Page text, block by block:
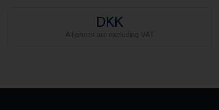
DKK
All prices are excluding VAT